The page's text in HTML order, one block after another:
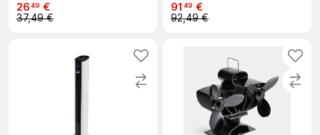
2649 €
37,49 €
91 49 €
92,49 €